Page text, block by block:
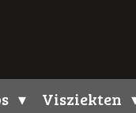
Visziekten